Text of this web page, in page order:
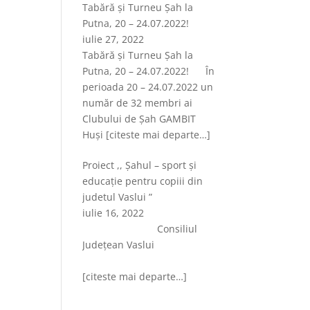
Tabără și Turneu Șah la
Putna, 20 – 24.07.2022!
iulie 27, 2022
Tabără și Turneu Șah la
Putna, 20 – 24.07.2022! În
perioada 20 – 24.07.2022 un
număr de 32 membri ai
Clubului de Șah GAMBIT
Huși [citeste mai departe…]
Proiect ,, Șahul – sport și
educație pentru copiii din
judetul Vaslui ”
iulie 16, 2022
Consiliul
Județean Vaslui
[citeste mai departe…]